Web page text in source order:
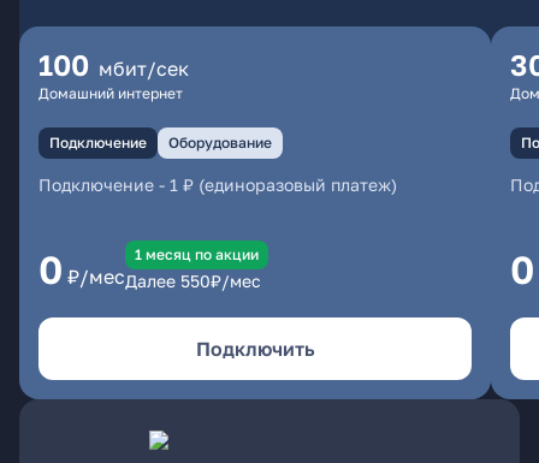
100 мбит/сек
Домашний интернет
Подключение Оборудование
Подключение - 1 ₽ (единоразовый платеж)
0 ₽/мес
1 месяц по акции
Далее 550₽/мес
Подключить
0